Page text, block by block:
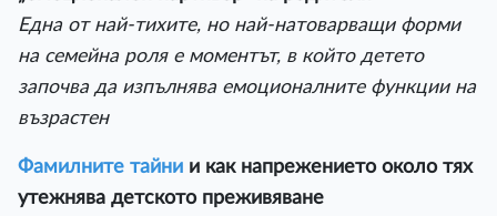
Една от най-тихите, но най-натоварващи форми
на семейна роля е моментът, в който детето
започва да изпълнява емоционалните функции на
възрастен
Фамилните тайни и как напрежението около тях
утежнява детското преживяване